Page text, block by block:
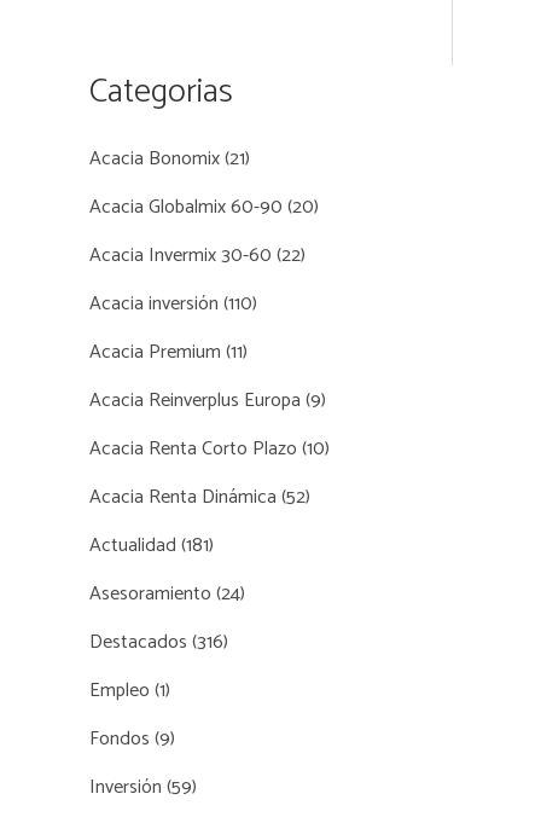
Categorias
Acacia Bonomix(21)
Acacia Globalmix 60-90(20)
Acacia Invermix 30-60(22)
Acacia inversión(110)
Acacia Premium(11)
Acacia Reinverplus Europa(9)
Acacia Renta Corto Plazo(10)
Acacia Renta Dinámica(52)
Actualidad(181)
Asesoramiento(24)
Destacados(316)
Empleo(1)
Fondos(9)
Inversión(59)